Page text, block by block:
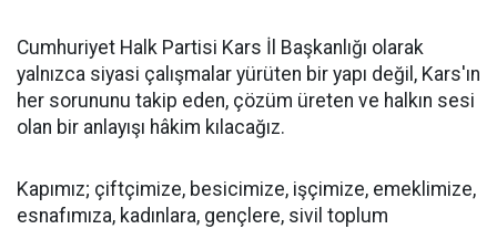
Cumhuriyet Halk Partisi Kars İl Başkanlığı olarak
yalnızca siyasi çalışmalar yürüten bir yapı değil, Kars'ın
her sorununu takip eden, çözüm üreten ve halkın sesi
olan bir anlayışı hâkim kılacağız.
Kapımız; çiftçimize, besicimize, işçimize, emeklimize,
esnafımıza, kadınlara, gençlere, sivil toplum